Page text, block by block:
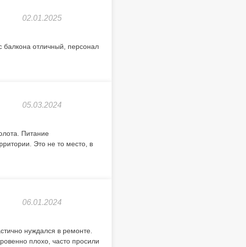
02.01.2025
отличный, персонал
05.03.2024
Питание
Это не то место, в
06.01.2024
нуждался в ремонте.
плохо, часто просили